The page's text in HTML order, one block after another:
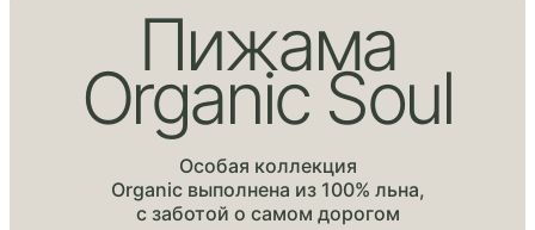
Пижама
Organic Soul
Особая коллекция
Organic выполнена из 100% льна,
с заботой о самом дорогом